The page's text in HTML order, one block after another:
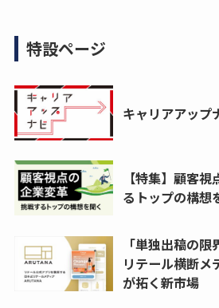
特設ページ
キャリアアップ
【特集】顧客
るトップの構想
「単独出稿の
リテール横断メ
が拓く新市場